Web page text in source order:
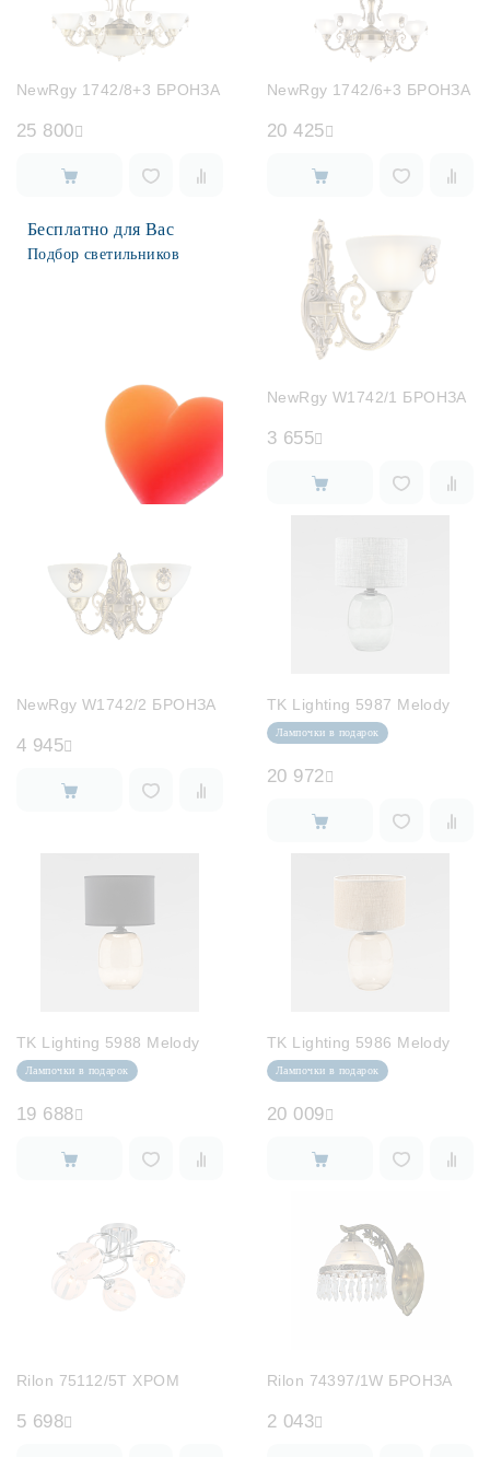
NewRgy 1742/8+3 БРОНЗА
25 800
NewRgy 1742/6+3 БРОНЗА
20 425
Бесплатно для Вас
Подбор светильников
NewRgy W1742/1 БРОНЗА
3 655
NewRgy W1742/2 БРОНЗА
4 945
TK Lighting 5987 Melody
Лампочки в подарок
20 972
TK Lighting 5988 Melody
Лампочки в подарок
19 688
TK Lighting 5986 Melody
Лампочки в подарок
20 009
Rilon 75112/5T ХРОМ
5 698
Rilon 74397/1W БРОНЗА
2 043